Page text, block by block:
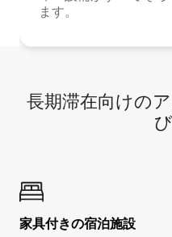
ます。
長期滞在向け⁠の
家具付き⁠の宿⁠泊⁠施⁠設